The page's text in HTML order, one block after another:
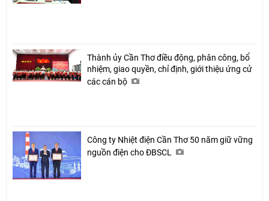
Thành ủy Cần Thơ điều động, phân công, bổ
nhiệm, giao quyền, chỉ định, giới thiệu ứng cử
các cán bộ
Công ty Nhiệt điện Cần Thơ 50 năm giữ vững
nguồn điện cho ĐBSCL